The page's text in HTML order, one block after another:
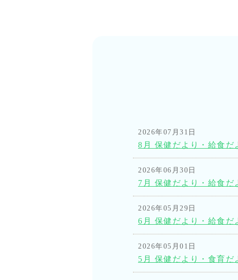
2026年07月31日
8月 保健だより・給食だ
2026年06月30日
7月 保健だより・給食だ
2026年05月29日
6月 保健だより・給食だ
2026年05月01日
5月 保健だより・食育だ